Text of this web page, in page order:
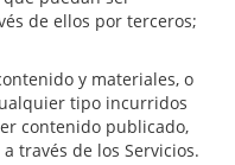
de ellos por terceros;
y materiales, o
tipo incurridos
contenido publicado,
través de los Servicios.